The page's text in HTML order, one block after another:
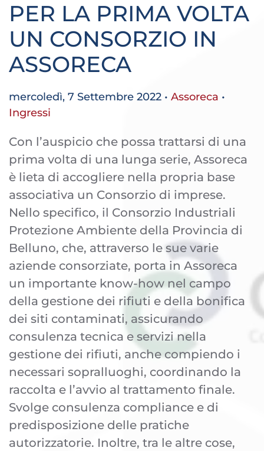
PER LA PRIMA VOLTA
UN CONSORZIO IN
ASSORECA
mercoledì, 7 Settembre 2022 • Assoreca •
Ingressi
Con l’auspicio che possa trattarsi di una
prima volta di una lunga serie, Assoreca
è lieta di accogliere nella propria base
associativa un Consorzio di imprese.
Nello specifico, il Consorzio Industriali
Protezione Ambiente della Provincia di
Belluno, che, attraverso le sue varie
aziende consorziate, porta in Assoreca
un importante know-how nel campo
della gestione dei rifiuti e della bonifica
dei siti contaminati, assicurando
consulenza tecnica e servizi nella
gestione dei rifiuti, anche compiendo i
necessari sopralluoghi, coordinando la
raccolta e l’avvio al trattamento finale.
Svolge consulenza compliance e di
predisposizione delle pratiche
autorizzatorie. Inoltre, tra le altre cose,